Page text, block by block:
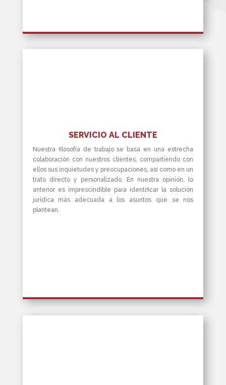
SERVICIO AL CLIENTE
Nuestra filosofía de trabajo se basa en una estrecha
colaboración con nuestros clientes, compartiendo con
ellos sus inquietudes y preocupaciones, así como en un
trato directo y personalizado. En nuestra opinión, lo
anterior es imprescindible para identificar la solución
jurídica más adecuada a los asuntos que se nos
plantean.